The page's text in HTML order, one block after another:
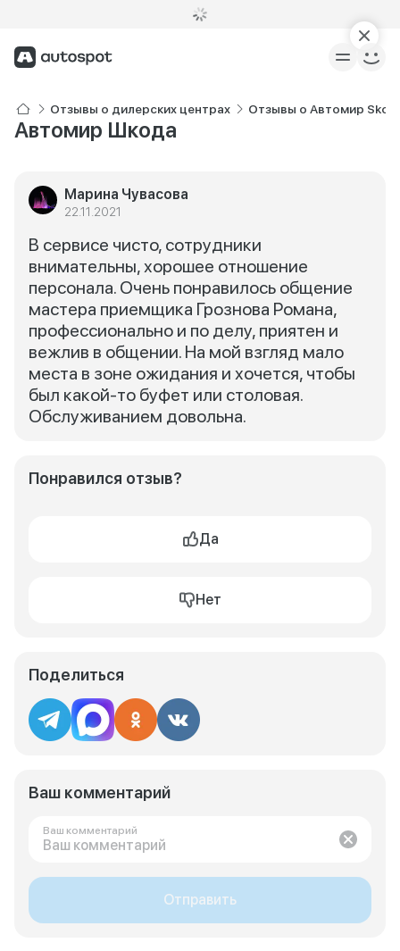
Отзывы о дилерских центрах Отзывы о Автомир
Автомир Шкода
Марина Чувасова
22.11.2021
В сервисе чисто, сотрудники
внимательны, хорошее отношение
персонала. Очень понравилось общение
мастера приемщика Грознова Романа,
профессионально и по делу, приятен и
вежлив в общении. На мой взгляд мало
места в зоне ожидания и хочется, чтобы
был какой-то буфет или столовая.
Обслуживанием довольна.
Понравился отзыв?
Да
Нет
Поделиться
Ваш комментарий
Ваш комментарий
Отправить